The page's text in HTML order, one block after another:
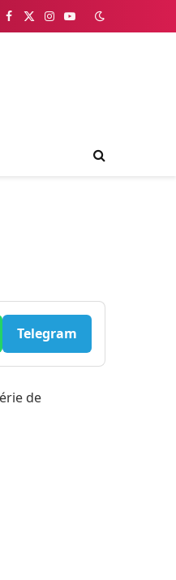
Facebook
X
Instagram
YouTube
Telegram
de